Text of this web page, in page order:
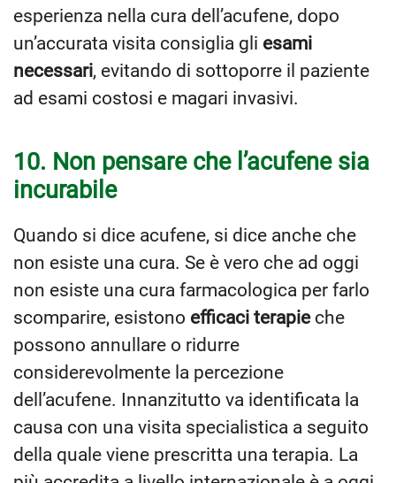
esperienza nella cura dell’acufene, dopo
un’accurata visita consiglia gli esami
necessari, evitando di sottoporre il paziente
ad esami costosi e magari invasivi.
10. Non pensare che l’acufene sia
incurabile
Quando si dice acufene, si dice anche che
non esiste una cura. Se è vero che ad oggi
non esiste una cura farmacologica per farlo
scomparire, esistono efficaci terapieche
possono annullare o ridurre
considerevolmente la percezione
dell’acufene. Innanzitutto va identificata la
causa con una visita specialistica a seguito
della quale viene prescritta una terapia. La